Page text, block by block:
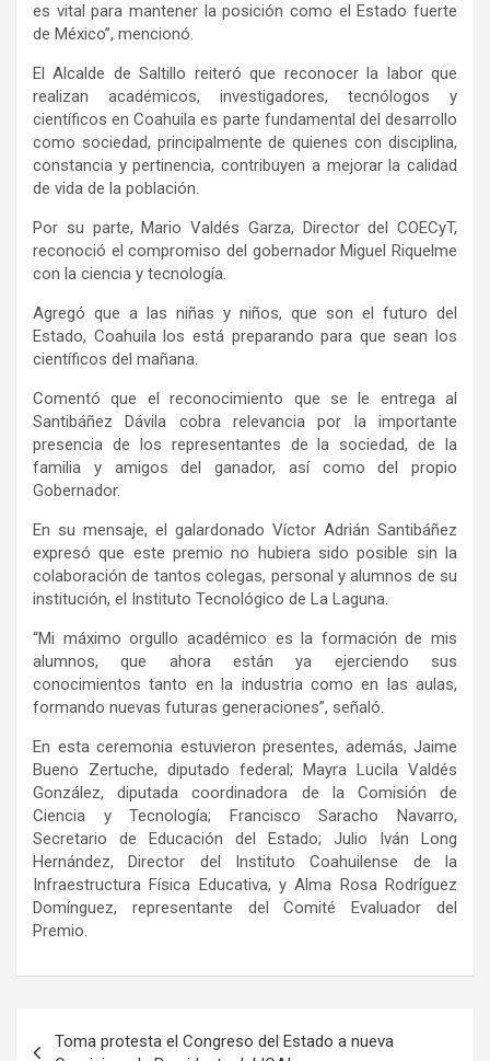
es vital para mantener la posición como el Estado fuerte
de México”, mencionó.
El Alcalde de Saltillo reiteró que reconocer la labor que
realizan académicos, investigadores, tecnólogos y
científicos en Coahuila es parte fundamental del desarrollo
como sociedad, principalmente de quienes con disciplina,
constancia y pertinencia, contribuyen a mejorar la calidad
de vida de la población.
Por su parte, Mario Valdés Garza, Director del COECyT,
reconoció el compromiso del gobernador Miguel Riquelme
con la ciencia y tecnología.
Agregó que a las niñas y niños, que son el futuro del
Estado, Coahuila los está preparando para que sean los
científicos del mañana.
Comentó que el reconocimiento que se le entrega al
Santibáñez Dávila cobra relevancia por la importante
presencia de los representantes de la sociedad, de la
familia y amigos del ganador, así como del propio
Gobernador.
En su mensaje, el galardonado Víctor Adrián Santibáñez
expresó que este premio no hubiera sido posible sin la
colaboración de tantos colegas, personal y alumnos de su
institución, el Instituto Tecnológico de La Laguna.
“Mi máximo orgullo académico es la formación de mis
alumnos, que ahora están ya ejerciendo sus
conocimientos tanto en la industria como en las aulas,
formando nuevas futuras generaciones”, señaló.
En esta ceremonia estuvieron presentes, además, Jaime
Bueno Zertuche, diputado federal; Mayra Lucila Valdés
González, diputada coordinadora de la Comisión de
Ciencia y Tecnología; Francisco Saracho Navarro,
Secretario de Educación del Estado; Julio Iván Long
Hernández, Director del Instituto Coahuilense de la
Infraestructura Física Educativa, y Alma Rosa Rodríguez
Domínguez, representante del Comité Evaluador del
Premio.
Toma protesta el Congreso del Estado a nueva